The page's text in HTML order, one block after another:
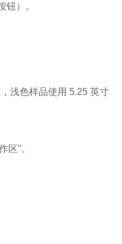
钮）。
浅色样品使用 5.25 英寸
区"。